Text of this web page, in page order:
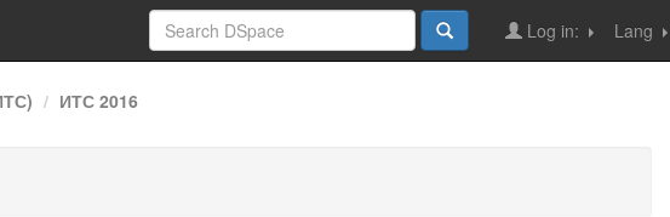
Lang
Log in:
ИТС 2016